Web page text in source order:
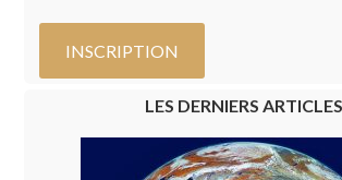
LES DERNIERS ARTICLES